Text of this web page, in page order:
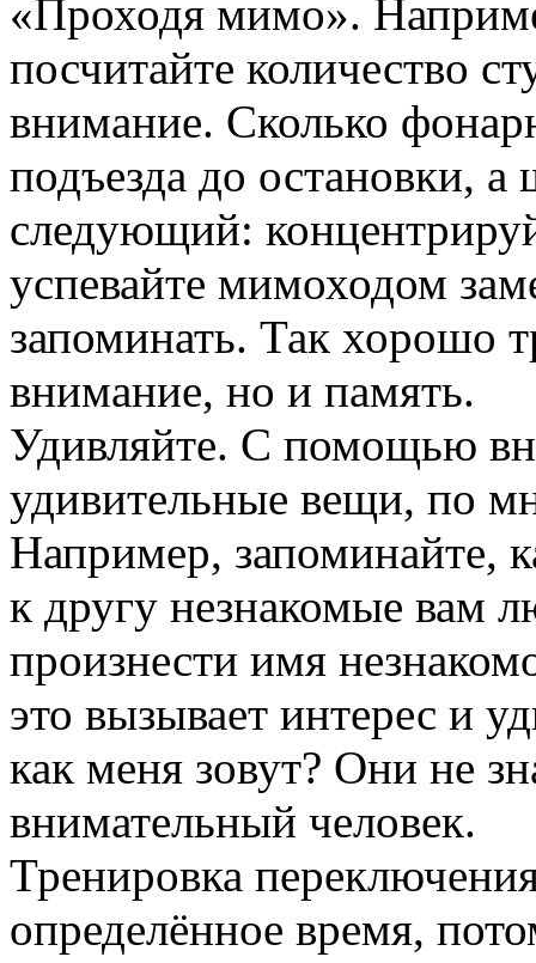
«Проходя мимо».
посчитайте количество
внимание. Сколько
подъезда до остановки,
следующий:
успевайте мимоходом
запоминать. Так хорошо
внимание, но и память.
Удивляйте. С помощью
удивительные вещи, по
Например, запоминайте,
к другу незнакомые вам
произнести имя
это вызывает интерес и
как меня зовут? Они не
внимательный человек.
Тренировка
определённое время,